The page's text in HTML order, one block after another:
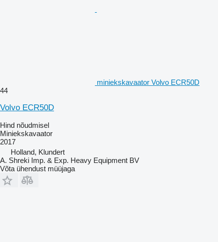
miniekskavaator Volvo ECR50D
44
Volvo ECR50D
Hind nõudmisel
Miniekskavaator
2017
Holland, Klundert
A. Shreki Imp. & Exp. Heavy Equipment BV
Võta ühendust müüjaga